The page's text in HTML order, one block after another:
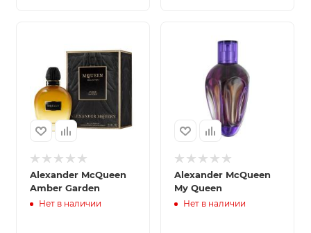
Alexander McQueen
Amber Garden
Нет в наличии
Alexander McQueen
My Queen
Нет в наличии